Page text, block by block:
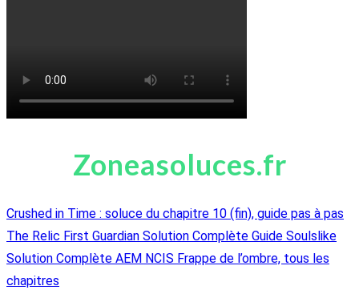
Zoneasoluces.fr
Crushed in Time : soluce du chapitre 10 (fin), guide pas à pas
The Relic First Guardian Solution Complète Guide Soulslike
Solution Complète AEM NCIS Frappe de l’ombre, tous les
chapitres